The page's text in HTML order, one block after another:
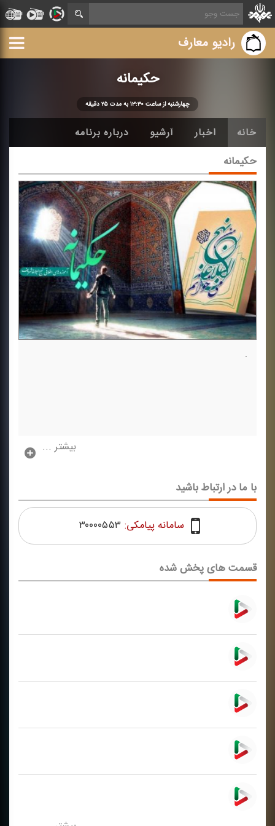
رادیو معارف
حكیمانه
چهارشنبه از ساعت ۱۳:۳۰ به مدت ۲۵ دقیقه
خانه اخبار آرشیو درباره برنامه
حكیمانه
.
بیشتر ...
قسمت های پخش شده
با ما در ارتباط باشید
سامانه پیامکی: ۳۰۰۰۰۵۵۳